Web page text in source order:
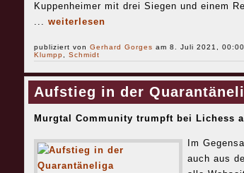
Kuppenheimer mit drei Siegen und einem
... weiterlesen
publiziert von Gerhard Gorges am 8. Juli 2021,
Klumpp
Schmidt
Aufstieg in der
Murgtal Community trumpft bei Lichess
Im
auch aus